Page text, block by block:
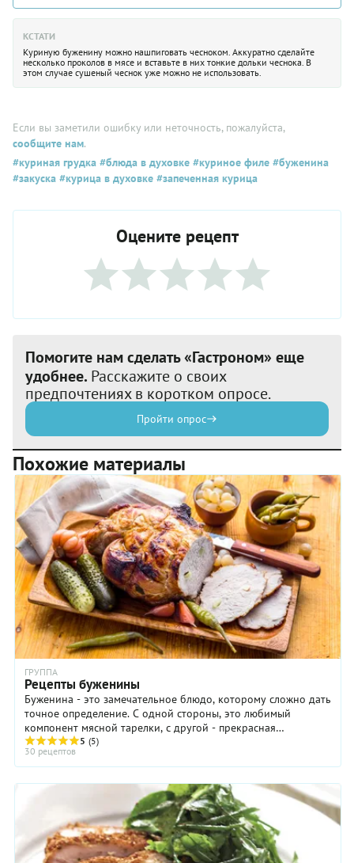
КСТАТИ
Куриную буженину можно нашпиговать чесноком. Аккуратно сделайте
несколько проколов в мясе и вставьте в них тонкие дольки чеснока. В
этом случае сушеный чеснок уже можно не использовать.
Если вы заметили ошибку или неточность, пожалуйста,
сообщите нам.
#куриная грудка #блюда в духовке #куриное филе #буженина
#закуска #курица в духовке #запеченная курица
Оцените рецепт
Помогите нам сделать «Гастроном» еще
удобнее. Расскажите о своих
предпочтениях в коротком опросе.
Пройти опрос
Похожие материалы
ГРУППА
Рецепты буженины
Буженина - это замечательное блюдо, которому сложно дать
точное определение. С одной стороны, это любимый
компонент мясной тарелки, с другой - прекрасная
самостоятельная закуска, если добавить солений, с третьей -
отличный компонент для приготовления бутербродов и
сэндвичей, а еще буженина может быть горячей, в этом
случае ее подают как основное блюдо.
5 (5)
30 рецептов